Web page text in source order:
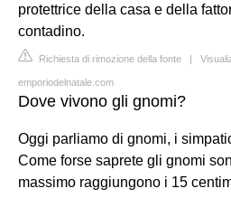
protettrice della casa e della
contadino.
Richiesta di rimozione della fonte |
emporiodelnatale.com
Dove vivono gli gnomi?
Oggi parliamo di gnomi, i
Come forse saprete gli gnomi
massimo raggiungono i 15